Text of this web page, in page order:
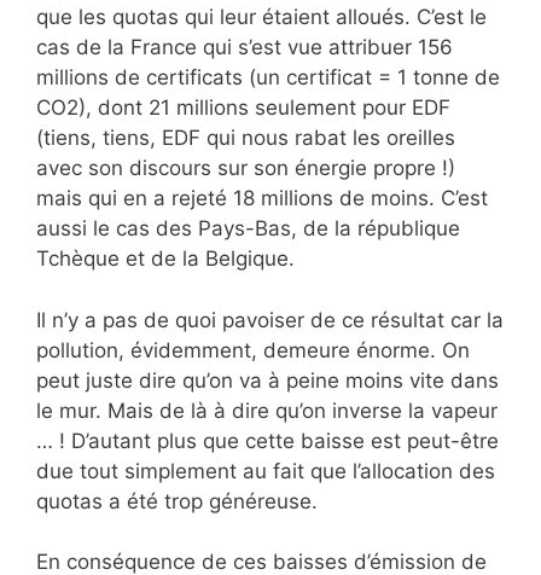
que les quotas qui leur étaient alloués. C’est le
cas de la France qui s’est vue attribuer 156
millions de certificats (un certificat = 1 tonne de
CO2), dont 21 millions seulement pour EDF
(tiens, tiens, EDF qui nous rabat les oreilles
avec son discours sur son énergie propre !)
mais qui en a rejeté 18 millions de moins. C’est
aussi le cas des Pays-Bas, de la république
Tchèque et de la Belgique.
Il n’y a pas de quoi pavoiser de ce résultat car la
pollution, évidemment, demeure énorme. On
peut juste dire qu’on va à peine moins vite dans
le mur. Mais de là à dire qu’on inverse la vapeur
… ! D’autant plus que cette baisse est peut-être
due tout simplement au fait que l’allocation des
quotas a été trop généreuse.
En conséquence de ces baisses d’émission de